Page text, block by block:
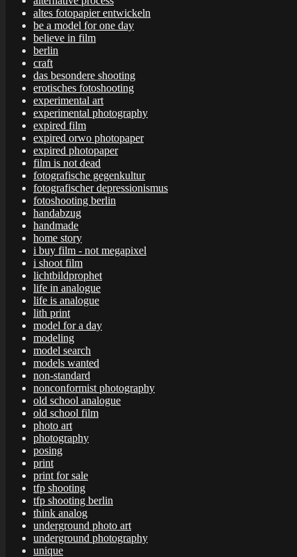
altes fotopapier entwickeln
be a model for one day
believe in film
berlin
craft
das besondere shooting
erotisches fotoshooting
experimental art
experimental photography
expired film
expired orwo photopaper
expired photopaper
film is not dead
fotografische gegenkultur
fotografischer depressionismus
fotoshooting berlin
handabzug
handmade
home story
i buy film - not megapixel
i shoot film
lichtbildprophet
life in analogue
life is analogue
lith print
model for a day
modeling
model search
models wanted
non-standard
nonconformist photography
old school analogue
old school film
photo art
photography
posing
print
print for sale
tfp shooting
tfp shooting berlin
think analog
underground photo art
underground photography
unique